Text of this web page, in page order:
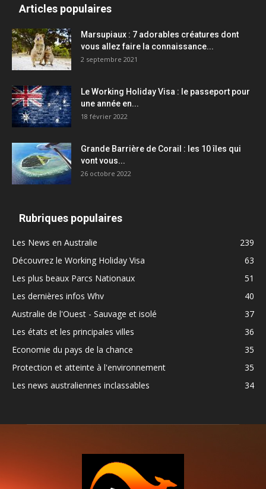
Articles populaires
Marsupiaux : 7 adorables créatures dont
vous allez faire la connaissance...
2 septembre 2021
Le Working Holiday Visa : le passeport pour
une année en...
18 février 2022
Grande Barrière de Corail : les 10 îles qui
vont vous...
26 octobre 2022
Rubriques populaires
Les News en Australie
239
Découvrez le Working Holiday Visa
63
Les plus beaux Parcs Nationaux
51
Les dernières infos Whv
40
Australie de l'Ouest - Sauvage et isolé
37
Les états et les principales villes
36
Economie du pays de la chance
35
Protection et atteinte à l'environnement
35
Les news australiennes inclassables
34